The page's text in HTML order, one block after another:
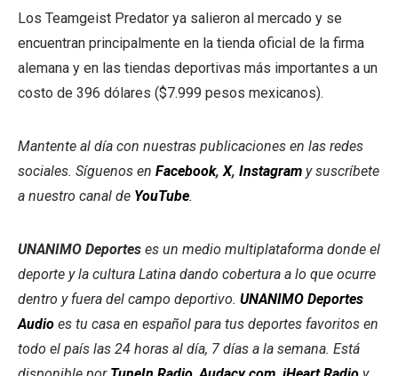
Los Teamgeist Predator ya salieron al mercado y se
encuentran principalmente en la tienda oficial de la firma
alemana y en las tiendas deportivas más importantes a un
costo de 396 dólares ($7.999 pesos mexicanos).
Mantente al día con nuestras publicaciones en las redes
sociales. Síguenos en Facebook, X, Instagram y suscríbete
a nuestro canal de YouTube.
UNANIMO Deportes es un medio multiplataforma donde el
deporte y la cultura Latina dando cobertura a lo que ocurre
dentro y fuera del campo deportivo. UNANIMO Deportes
Audio es tu casa en español para tus deportes favoritos en
todo el país las 24 horas al día, 7 días a la semana. Está